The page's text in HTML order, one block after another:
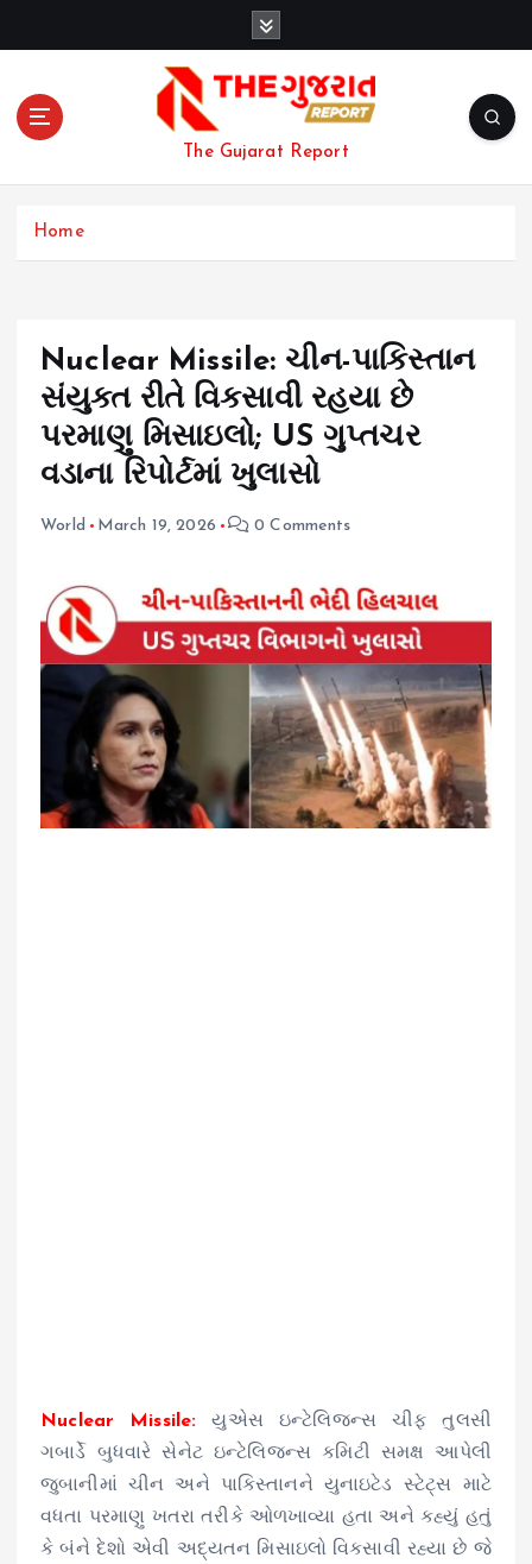
The Gujarat Report
Home
Nuclear Missile: ચીન-પાકિસ્તાન
સંયુક્ત રીતે વિકસાવી રહયા છે
પરમાણુ મિસાઇલો; US ગુપ્તચર
વડાના રિપોર્ટમાં ખુલાસો
World March 19, 2026 0 Comments
Nuclear Missile:
યુએસ ઇન્ટેલિજન્સ ચીફ તુલસી
ગબાર્ડે બુધવારે સેનેટ ઇન્ટેલિજન્સ કમિટી સમક્ષ આપેલી
જુબાનીમાં ચીન અને પાકિસ્તાનને યુનાઇટેડ સ્ટેટ્સ માટે
વધતા પરમાણુ ખતરા તરીકે ઓળખાવ્યા હતા અને કહ્યું હતું
કે બંને દેશો એવી અદ્યતન મિસાઇલો વિકસાવી રહ્યા છે જે